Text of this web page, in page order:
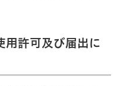
許可及び届出に